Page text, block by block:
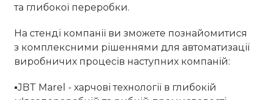
та глибокої переробки.
На стенді компанії ви зможете познайомитися
з комплексними рішеннями для автоматизації
виробничих процесів наступних компаній:
▪JBT Marel - харчові технології в глибокій